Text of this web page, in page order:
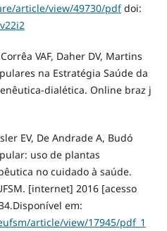
article/view/49730/pdfdoi:
VAF, Daher DV, Martins
na Estratégia Saúde da
dialética. Online braz j
EV, De Andrade A, Budó
uso de plantas
no cuidado à saúde.
[internet] 2016 [acesso
em:
article/view/17945/pdf_1